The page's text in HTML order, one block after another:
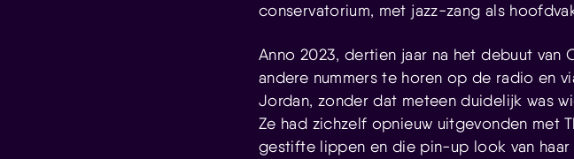
conservatorium, met jazz-zang als
Anno 2023, dertien jaar na het debuut van
andere nummers te horen op de radio en
Jordan, zonder dat meteen duidelijk was
Ze had zichzelf opnieuw uitgevonden met
gestifte lippen en die pin-up look van